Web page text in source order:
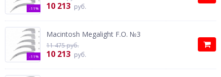
-11% 10 213 руб.
-11%
Macintosh Megalight F.O. №3
10 213 руб.
11 475 руб.